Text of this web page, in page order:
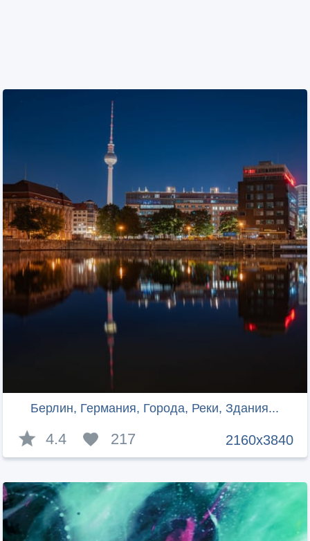
Берлин, Германия, Города, Реки, Здания...
2160x3840
4.4 217